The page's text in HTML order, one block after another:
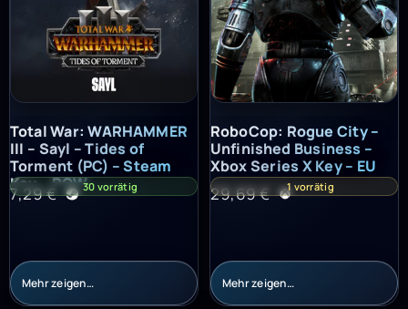
Total War: WARHAMMER III – Sayl – Tides of Torment (PC) –
Total War: WARHAMMER
III – Sayl – Tides of
Torment (PC) – Steam
Key – ROW
7,29€ 30 vorrätig
Mehr zeigen…
RoboCop: Rogue City –
RoboCop: Rogue City –
Unfinished Business –
Xbox Series X Key – EU
29,69€ 1 vorrätig
Mehr zeigen…